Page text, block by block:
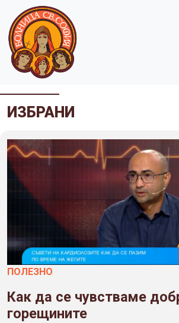
ИЗБРАНИ
ПОЛЕЗНO
Как да се чувстваме
горещините